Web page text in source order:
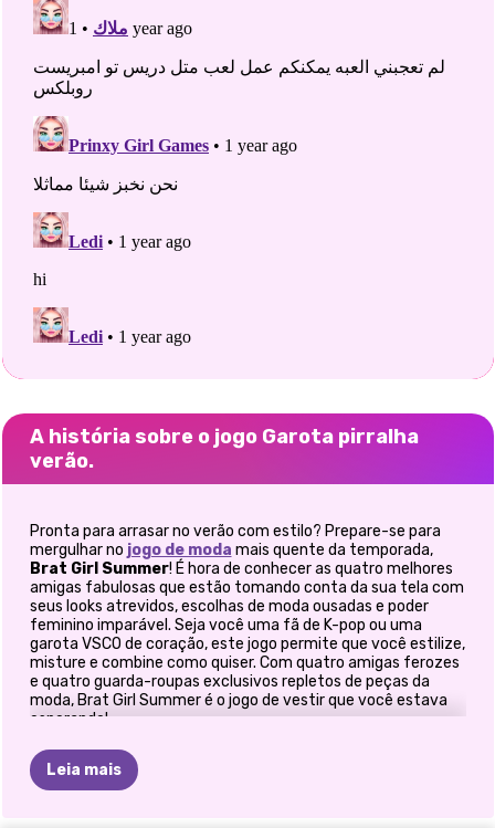
A história sobre o jogo Garota pirralha
verão.
Pronta para arrasar no verão com estilo? Prepare-se para
mergulhar no jogo de moda mais quente da temporada,
Brat Girl Summer! É hora de conhecer as quatro melhores
amigas fabulosas que estão tomando conta da sua tela com
seus looks atrevidos, escolhas de moda ousadas e poder
feminino imparável. Seja você uma fã de K-pop ou uma
garota VSCO de coração, este jogo permite que você estilize,
misture e combine como quiser. Com quatro amigas ferozes
e quatro guarda-roupas exclusivos repletos de peças da
moda, Brat Girl Summer é o jogo de vestir que você estava
esperando!
Como jogar Brat Girl Summer?
Conheça o esquadrão de garotas pirralhas: quatro
Leia mais